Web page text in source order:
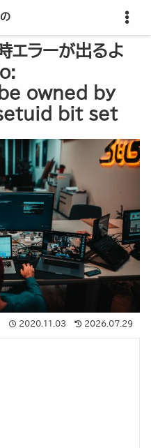
ラーが出るよ
owned by
bit set
2020.11.03 2026.07.29